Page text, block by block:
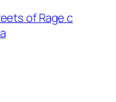
of Rage с